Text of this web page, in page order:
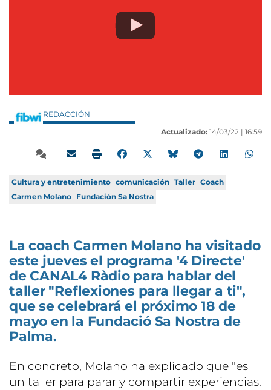
REDACCIÓN
Actualizado: 14/03/22 | 16:59
Cultura y entretenimiento comunicación Taller Coach
Carmen Molano Fundación Sa Nostra
La coach Carmen Molano ha visitado
este jueves el programa '4 Directe'
de CANAL4 Ràdio para hablar del
taller "Reflexiones para llegar a ti",
que se celebrará el próximo 18 de
mayo en la Fundació Sa Nostra de
Palma.
En concreto, Molano ha explicado que "es
un taller para parar y compartir experiencias.